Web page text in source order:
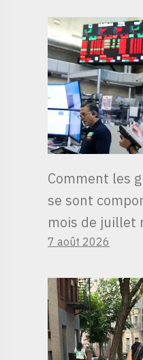
Comment les
se sont
mois de juillet
7 août 2026